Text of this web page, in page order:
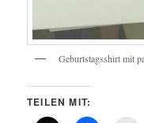
Geburtstagsshirt mit
TEILEN MIT: